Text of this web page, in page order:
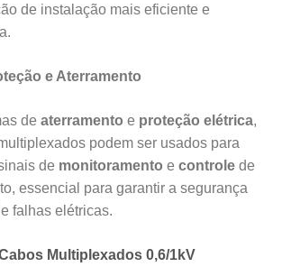
de instalação mais eficiente e
e Aterramento
de aterramento e proteção elétrica,
podem ser usados para
de monitoramento e controle de
essencial para garantir a segurança
falhas elétricas.
Multiplexados 0,6/1kV